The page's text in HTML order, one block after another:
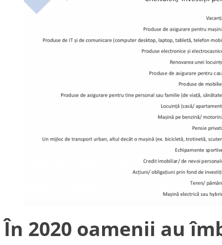
În 2020 oamenii au